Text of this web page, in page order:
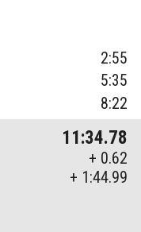
2:55
5:35
8:22
11:34.78
+ 0.62
+ 1:44.99